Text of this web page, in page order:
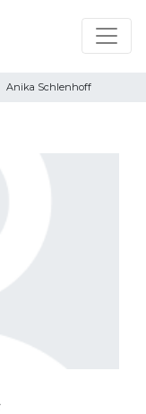
Anika Schlenhoff